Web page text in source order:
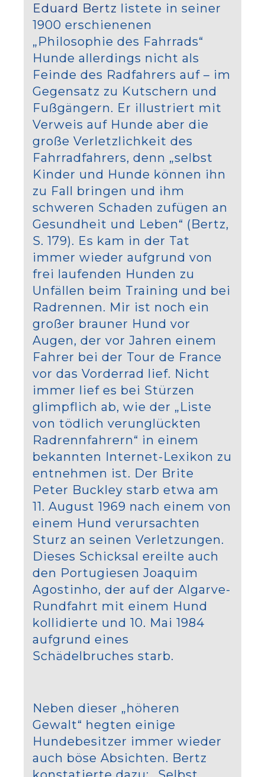
Eduard Bertz listete in seiner
1900 erschienenen
„Philosophie des Fahrrads“
Hunde allerdings nicht als
Feinde des Radfahrers auf – im
Gegensatz zu Kutschern und
Fußgängern. Er illustriert mit
Verweis auf Hunde aber die
große Verletzlichkeit des
Fahrradfahrers, denn „selbst
Kinder und Hunde können ihn
zu Fall bringen und ihm
schweren Schaden zufügen an
Gesundheit und Leben“ (Bertz,
S. 179). Es kam in der Tat
immer wieder aufgrund von
frei laufenden Hunden zu
Unfällen beim Training und bei
Radrennen. Mir ist noch ein
großer brauner Hund vor
Augen, der vor Jahren einem
Fahrer bei der Tour de France
vor das Vorderrad lief. Nicht
immer lief es bei Stürzen
glimpflich ab, wie der „Liste
von tödlich verunglückten
Radrennfahrern“ in einem
bekannten Internet-Lexikon zu
entnehmen ist. Der Brite
Peter Buckley starb etwa am
11. August 1969 nach einem von
einem Hund verursachten
Sturz an seinen Verletzungen.
Dieses Schicksal ereilte auch
den Portugiesen Joaquim
Agostinho, der auf der Algarve-
Rundfahrt mit einem Hund
kollidierte und 10. Mai 1984
aufgrund eines
Schädelbruches starb.
Neben dieser „höheren
Gewalt“ hegten einige
Hundebesitzer immer wieder
auch böse Absichten. Bertz